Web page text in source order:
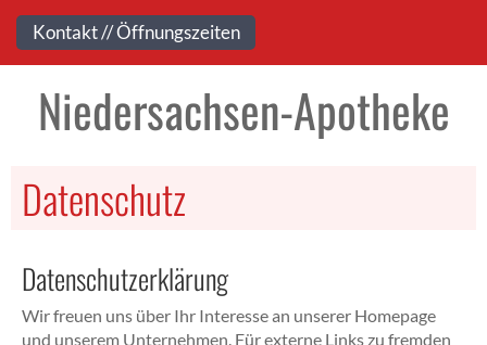
Kontakt
Niedersachsen-Apotheke
Datenschutz
Datenschutzerklärung
Wir freuen uns über Ihr Interesse an unserer Homepage
und unserem Unternehmen. Für externe Links zu fremden
Kontakt // Öffnungszeiten